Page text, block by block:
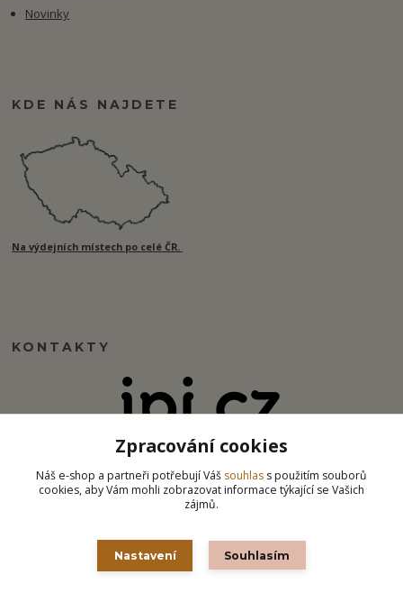
Novinky
KDE NÁS NAJDETE
Na výdejních místech po celé ČR.
KONTAKTY
info@ipj.cz
Zpracování cookies
Náš e-shop a partneři potřebují Váš souhlas s použitím souborů
cookies, aby Vám mohli zobrazovat informace týkající se Vašich
zájmů.
Nastavení Souhlasím